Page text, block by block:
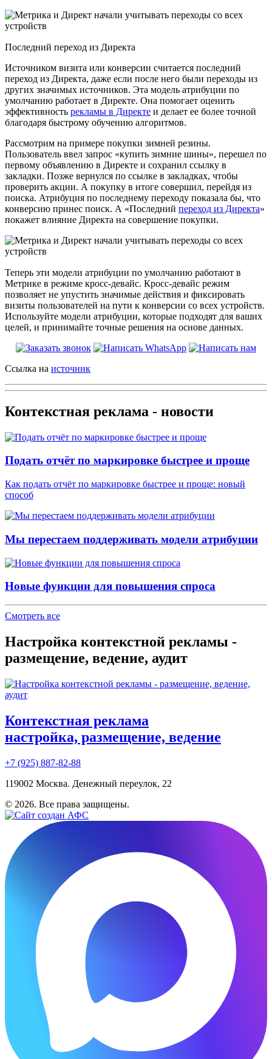
Последний переход из Директа
Источником визита или конверсии считается последний
переход из Директа, даже если после него были переходы из
других значимых источников. Эта модель атрибуции по
умолчанию работает в Директе. Она помогает оценить
эффективность рекламы в Директе и делает ее более точной
благодаря быстрому обучению алгоритмов.
Рассмотрим на примере покупки зимней резины.
Пользователь ввел запрос «купить зимние шины», перешел по
первому объявлению в Директе и сохранил ссылку в
закладки. Позже вернулся по ссылке в закладках, чтобы
проверить акции. А покупку в итоге совершил, перейдя из
поиска. Атрибуция по последнему переходу показала бы, что
конверсию принес поиск. А «Последний переход из Директа»
покажет влияние Директа на совершение покупки.
Теперь эти модели атрибуции по умолчанию работают в
Метрике в режиме кросс-девайс. Кросс-девайс режим
позволяет не упустить значимые действия и фиксировать
визиты пользователей на пути к конверсии со всех устройств.
Используйте модели атрибуции, которые подходят для ваших
целей, и принимайте точные решения на основе данных.
Ссылка на источник
Контекстная реклама - новости
Подать отчёт по маркировке быстрее и проще
Как подать отчёт по маркировке быстрее и проще: новый
способ
Мы перестаем поддерживать модели атрибуции
Новые функции для повышения спроса
Смотреть все
Настройка контекстной рекламы -
размещение, ведение, аудит
Контекстная реклама
настройка, размещение, ведение
+7 (925) 887-82-88
119002 Москва. Денежный переулок, 22
© 2026. Все права защищены.